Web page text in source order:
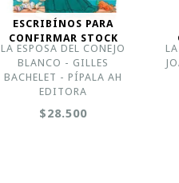
ESCRIBÍNOS PARA
CONFIRMAR STOCK
LA ESPOSA DEL CONEJO
BLANCO - GILLES
BACHELET - PÍPALA AH
EDITORA
$28.500